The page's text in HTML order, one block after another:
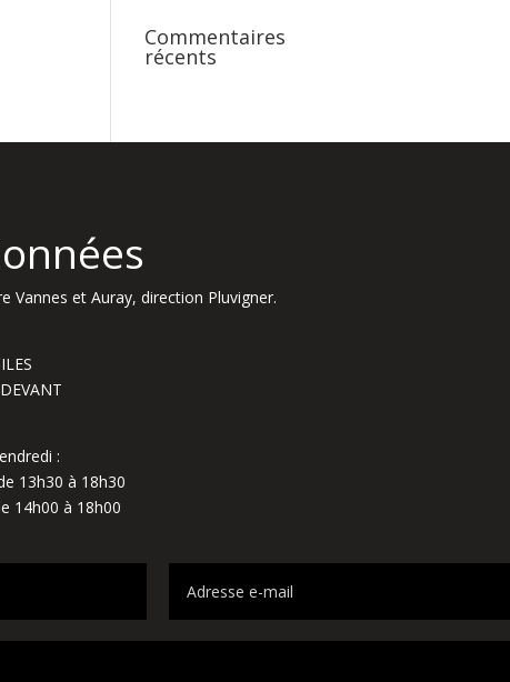
Commentaires
récents
Vannes et Auray, direction Pluvigner.
:
13h30 à 18h30
14h00 à 18h00